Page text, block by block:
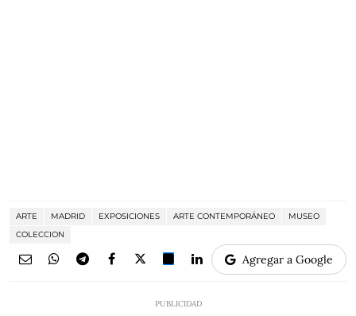
ARTE MADRID EXPOSICIONES ARTE CONTEMPORÁNEO
MUSEO
COLECCION
Agregar a Google